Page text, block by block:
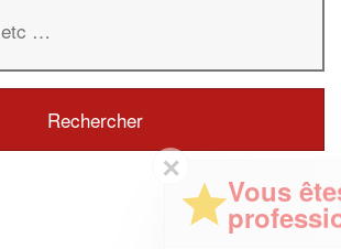
Vous êtes un
professionnel ?